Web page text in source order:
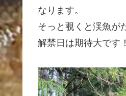
なります。
そっと覗くと渓魚が
解禁日は期待大です